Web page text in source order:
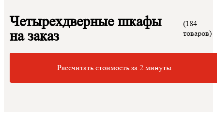
Четырехдверные шкафы
на заказ
(184
товаров)
Рассчитать стоимость за 2 минуты